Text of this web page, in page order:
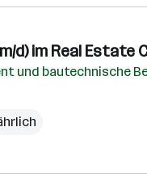
d) im Real Estate
und bautechnische